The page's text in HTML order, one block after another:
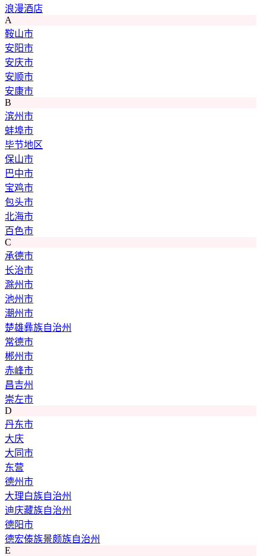
浪漫酒店
A
鞍山市
安阳市
安庆市
安顺市
安康市
B
滨州市
蚌埠市
毕节地区
保山市
巴中市
宝鸡市
包头市
北海市
百色市
C
承德市
长治市
滁州市
池州市
潮州市
楚雄彝族自治州
常德市
郴州市
赤峰市
昌吉州
崇左市
D
丹东市
大庆
大同市
东营
德州市
大理白族自治州
迪庆藏族自治州
德阳市
德宏傣族景颇族自治州
E